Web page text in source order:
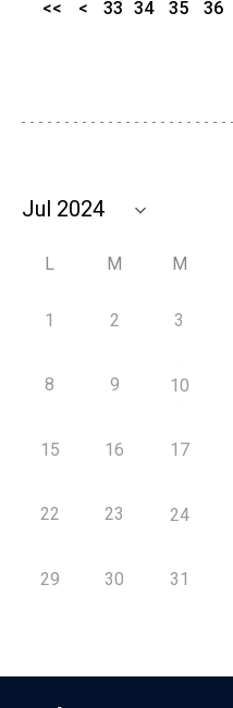
<< < 33 34 35 36
L M M
1 2 3
8 9 10
15 16 17
22 23 24
29 30 31